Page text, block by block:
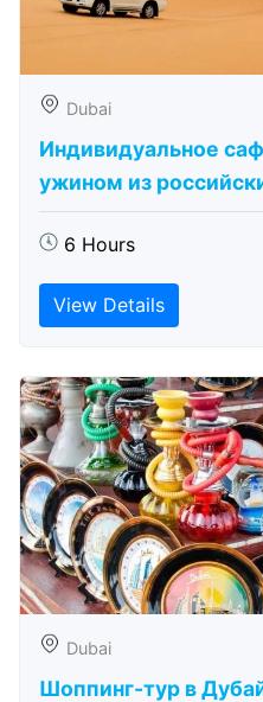
Dubai
Индивидуальное
ужином из
6 Hours
View Details
Dubai
Шоппинг-тур в